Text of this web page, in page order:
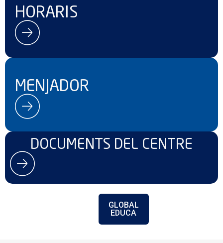
HORARIS
MENJADOR
DOCUMENTS DEL CENTRE
GLOBAL
EDUCA